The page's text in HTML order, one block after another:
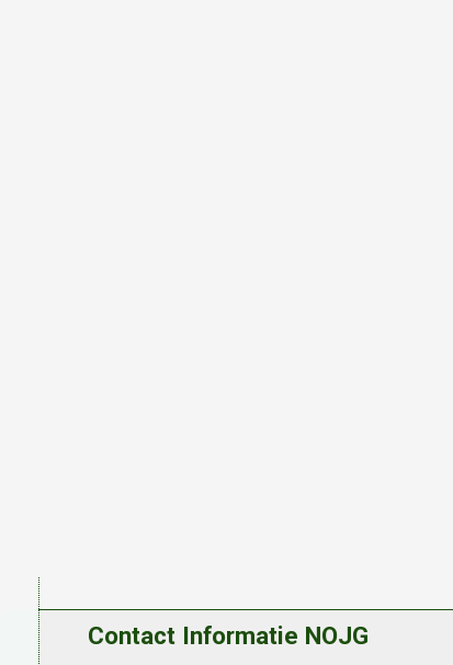
Contact Informatie NOJG